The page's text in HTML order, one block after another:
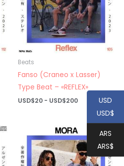
Beats
Fanso (Craneo x Lasser)
Type Beat – «REFLEX»
USD$20 - USD$200Rango
precios:
desde
USD$20
hasta
USD$200
USD
USD$
ARS
ARS$